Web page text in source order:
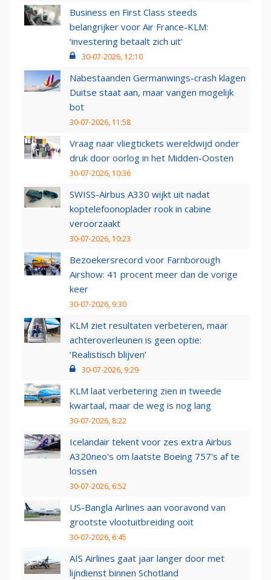
Business en First Class steeds
belangrijker voor Air France-KLM:
‘investering betaalt zich uit’
30-07-2026, 12:10
Nabestaanden Germanwings-crash klagen
Duitse staat aan, maar vangen mogelijk
bot
30-07-2026, 11:58
Vraag naar vliegtickets wereldwijd onder
druk door oorlog in het Midden-Oosten
30-07-2026, 10:36
SWISS-Airbus A330 wijkt uit nadat
koptelefoonoplader rook in cabine
veroorzaakt
30-07-2026, 10:23
Bezoekersrecord voor Farnborough
Airshow: 41 procent meer dan de vorige
keer
30-07-2026, 9:30
KLM ziet resultaten verbeteren, maar
achteroverleunen is geen optie:
‘Realistisch blijven’
30-07-2026, 9:29
KLM laat verbetering zien in tweede
kwartaal, maar de weg is nog lang
30-07-2026, 8:22
Icelandair tekent voor zes extra Airbus
A320neo's om laatste Boeing 757's af te
lossen
30-07-2026, 6:52
US-Bangla Airlines aan vooravond van
grootste vlootuitbreiding ooit
30-07-2026, 6:45
AIS Airlines gaat jaar langer door met
lijndienst binnen Schotland